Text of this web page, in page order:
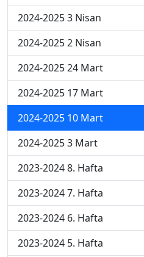
2024-2025 3 Nisan
2024-2025 2 Nisan
2024-2025 24 Mart
2024-2025 17 Mart
2024-2025 10 Mart
2024-2025 3 Mart
2023-2024 8. Hafta
2023-2024 7. Hafta
2023-2024 6. Hafta
2023-2024 5. Hafta